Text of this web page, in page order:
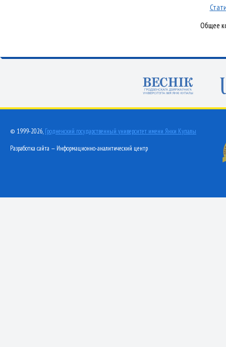
Общее
© 1999-2026, Гродненский государственный университет имени Янки Купалы
Разработка сайта — Информационно-аналитический центр